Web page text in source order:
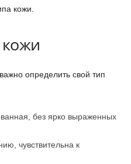
кожи.
определить свой тип
без ярко выраженных
чувствительна к